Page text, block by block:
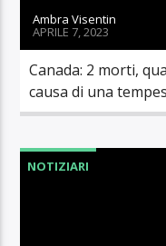
Ambra Visentin
APRILE 7, 2023
Canada: 2 morti,
causa di una
NOTIZIARI